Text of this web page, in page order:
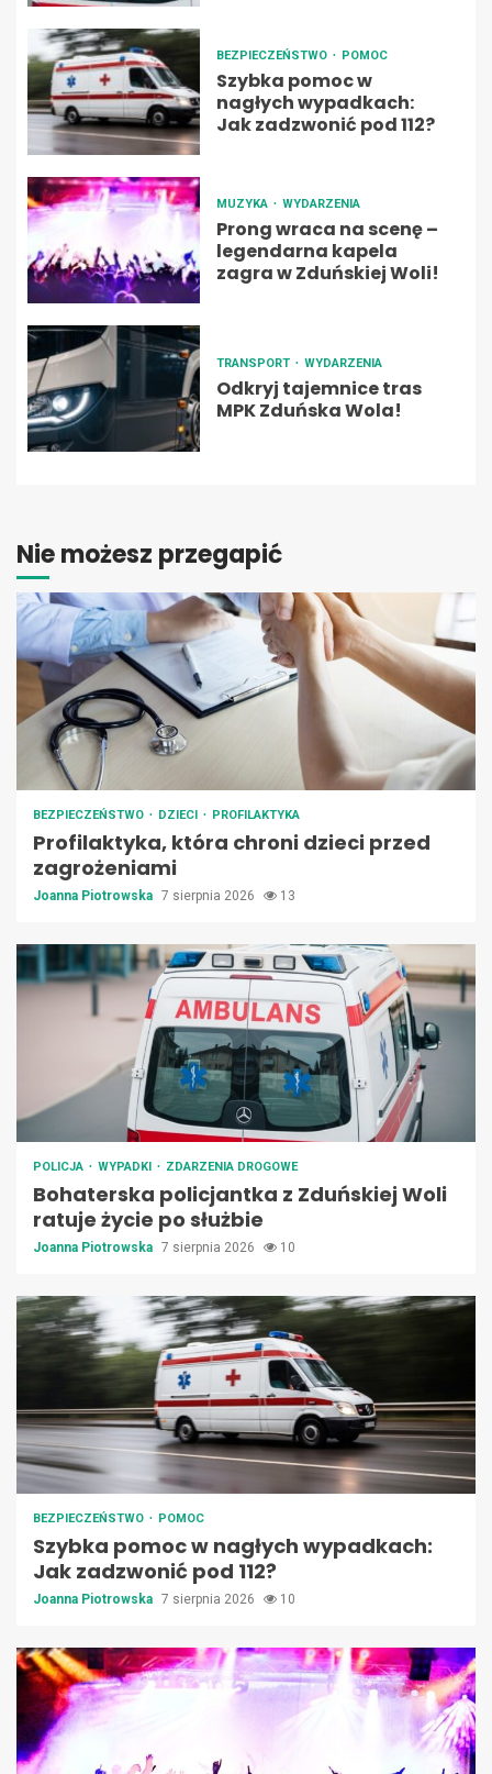
BEZPIECZEŃSTWO POMOC
Szybka pomoc w
nagłych wypadkach:
Jak zadzwonić pod 112?
MUZYKA WYDARZENIA
Prong wraca na scenę –
legendarna kapela
zagra w Zduńskiej Woli!
TRANSPORT WYDARZENIA
Odkryj tajemnice tras
MPK Zduńska Wola!
Nie możesz przegapić
BEZPIECZEŃSTWO DZIECI PROFILAKTYKA
Profilaktyka, która chroni dzieci przed
zagrożeniami
Joanna Piotrowska 7 sierpnia 2026 13
POLICJA WYPADKI ZDARZENIA DROGOWE
Bohaterska policjantka z Zduńskiej Woli
ratuje życie po służbie
Joanna Piotrowska 7 sierpnia 2026 10
BEZPIECZEŃSTWO POMOC
Szybka pomoc w nagłych wypadkach:
Jak zadzwonić pod 112?
Joanna Piotrowska 7 sierpnia 2026 10